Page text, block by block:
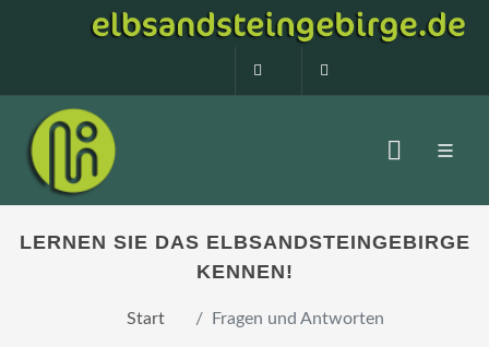
0160 99873408
LERNEN SIE DAS ELBSANDSTEINGEBIRGE
KENNEN!
Start Fragen und Antworten